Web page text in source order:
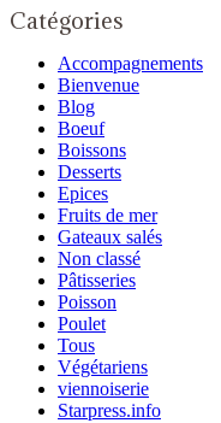
Catégories
Accompagnements
Bienvenue
Blog
Boeuf
Boissons
Desserts
Epices
Fruits de mer
Gateaux salés
Non classé
Pâtisseries
Poisson
Poulet
Tous
Végétariens
viennoiserie
Starpress.info